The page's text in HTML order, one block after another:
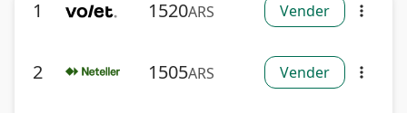
1 1520ARS Vender more_vert
2 1505ARS Vender more_vert